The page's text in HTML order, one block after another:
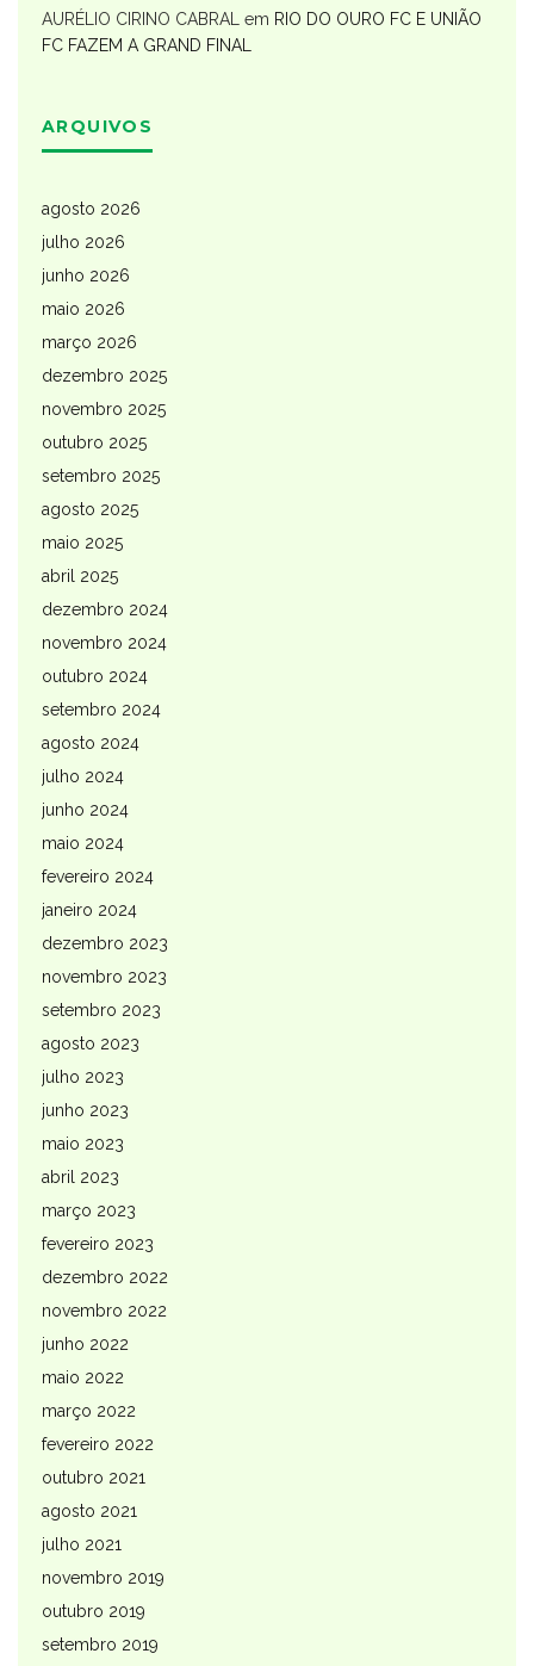
AURÉLIO CIRINO CABRAL em RIO DO OURO FC E UNIÃO
FC FAZEM A GRAND FINAL
ARQUIVOS
agosto 2026
julho 2026
junho 2026
maio 2026
março 2026
dezembro 2025
novembro 2025
outubro 2025
setembro 2025
agosto 2025
maio 2025
abril 2025
dezembro 2024
novembro 2024
outubro 2024
setembro 2024
agosto 2024
julho 2024
junho 2024
maio 2024
fevereiro 2024
janeiro 2024
dezembro 2023
novembro 2023
setembro 2023
agosto 2023
julho 2023
junho 2023
maio 2023
abril 2023
março 2023
fevereiro 2023
dezembro 2022
novembro 2022
junho 2022
maio 2022
março 2022
fevereiro 2022
outubro 2021
agosto 2021
julho 2021
novembro 2019
outubro 2019
setembro 2019